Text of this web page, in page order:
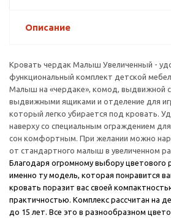
Описание
Кровать чердак Малыш Увеличенный -
функциональный комплект детской
Малыш на «чердаке», комод, выдвижной
выдвижными ящиками и отделение для
который легко убирается под кровать.
наверху со специальным ограждением
сон комфортным. При желании можно
от стандартного малыш в увеличенном
Благодаря огромному выбору цветового
именно ту модель, которая понравится
кровать поразит вас своей
практичностью. Комплекс рассчитан на
до 15 лет. Все это в разнообразном